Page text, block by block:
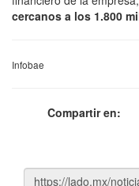
cercanos a los 1.800
Infobae
Compartir en: